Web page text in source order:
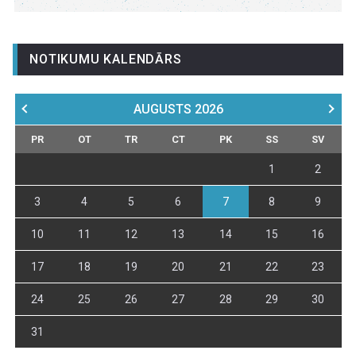
NOTIKUMU KALENDĀRS
AUGUSTS 2026
PR OT TR CT PK SS SV
1 2
3 4 5 6 7 8 9
10 11 12 13 14 15 16
17 18 19 20 21 22 23
24 25 26 27 28 29 30
31